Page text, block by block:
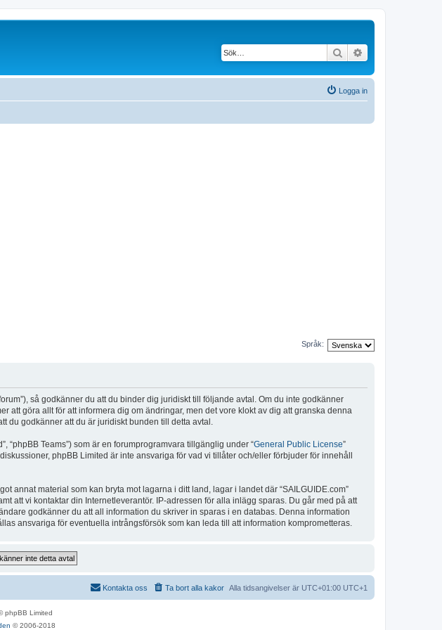
Sök
Logga in
Språk:
forum”), så godkänner du att du binder dig juridiskt till följande avtal. Om du inte godkänner
att göra allt för att informera dig om ändringar, men det vore klokt av dig att granska denna
du godkänner att du är juridiskt bunden till detta avtal.
“phpBB Teams”) som är en forumprogramvara tillgänglig under “General Public License”
phpBB Limited är inte ansvariga för vad vi tillåter och/eller förbjuder för innehåll
annat material som kan bryta mot lagarna i ditt land, lagar i landet där “SAILGUIDE.com”
att vi kontaktar din Internetleverantör. IP-adressen för alla inlägg sparas. Du går med på att
godkänner du att all information du skriver in sparas i en databas. Denna information
ansvariga för eventuella intrångsförsök som kan leda till att information komprometteras.
Alla tidsangivelser är UTC+01:00 UTC+1
Ta bort alla kakor
Kontakta oss
phpBB Limited
© 2006-2018